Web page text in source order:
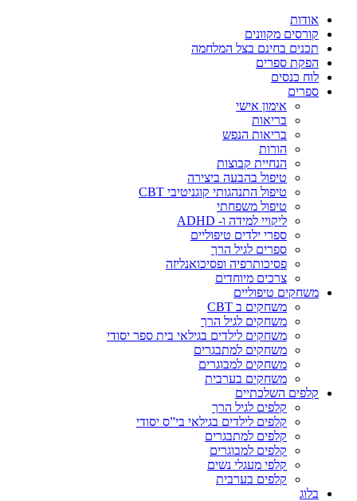
אודות
קורסים מקוונים
תכנים בחינם בצל המלחמה
הפקת ספרים
לוח כנסים
ספרים
אימון אישי
בריאות
בריאות הנפש
הורות
הנחיית קבוצות
טיפול בהבעה ביצירה
טיפול התנהגותי קוגניטיבי CBT
טיפול משפחתי
ליקויי למידה ו- ADHD
ספרי ילדים טיפוליים
ספרים לגיל הרך
פסיכותרפיה ופסיכואנליזה
צרכים מיוחדים
משחקים טיפוליים
משחקים ב CBT
משחקים לגיל הרך
משחקים לילדים בגילאי בית ספר יסודי
משחקים למתבגרים
משחקים למבוגרים
משחקים בערבית
קלפים השלכתיים
קלפים לגיל הרך
קלפים לילדים בגילאי בי”ס יסודי
קלפים למתבגרים
קלפים למבוגרים
קלפי מעגלי נשים
קלפים בערבית
בלוג